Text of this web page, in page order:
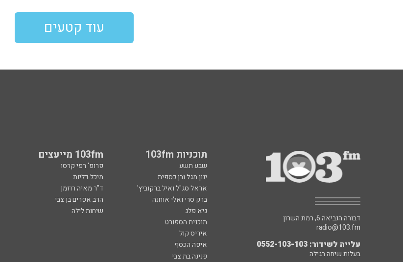
עוד קטעים
תוכניות 103fm 103fm מייעצים
שבע תשע פרופ' רפי קרסו
ינון מגל ובן כספית
מיכל דליות
אראל סג"ל ואיל ברקוביץ'
ד"ר מאיה רוזמן
ברק סרי ואלי אוחנה
הרב אפרים בן צבי
גיא פלג
שיחות לילה
תוכנית הספורט
איריס קול
איפה הכסף
פנינה בת צבי
דבורה הנביאה 6, רמת השרון
radio@103.fm
עלייה לשידור: 0552-103-103
בעלות שיחה רגילה